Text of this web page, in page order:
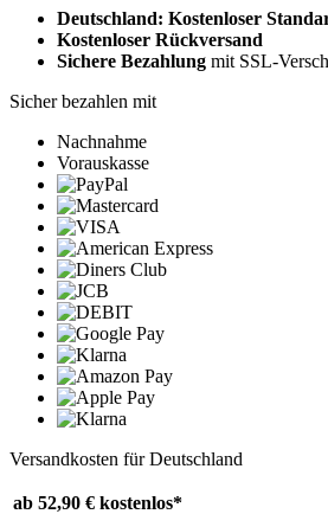
Deutschland: Kostenloser
Kostenloser Rückversand
Sichere Bezahlung mit SSL-
Sicher bezahlen mit
Nachnahme
Vorauskasse
Versandkosten für Deutschland
ab 52,90 € kostenlos*